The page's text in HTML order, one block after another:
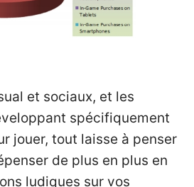
et sociaux, et les
spécifiquement
jouer, tout laisse à penser
de plus en plus en
ludiques sur vos